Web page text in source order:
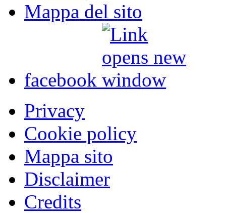
Mappa del sito
facebook
Privacy
Cookie policy
Mappa sito
Disclaimer
Credits